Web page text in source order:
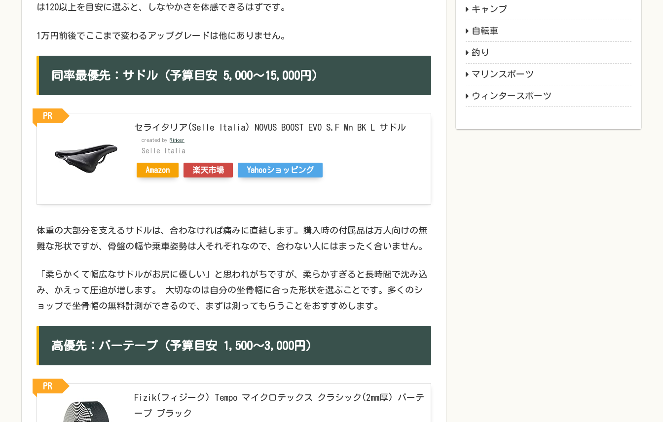
は120以上を目安に選ぶと、しなやかさを体感できるはずです。
1万円前後でここまで変わるアップグレードは他にありません。
同率最優先：サドル（予算目安 5,000〜15,000円）
セライタリア(Selle Italia) NOVUS BOOST EVO S.F Mn BK L サドル
created by Rinker
Selle Italia
Amazon 楽天市場 Yahooショッピング
PR
体重の大部分を支えるサドルは、合わなければ痛みに直結します。購入時の付属品は万人向けの無
難な形状ですが、骨盤の幅や乗車姿勢は人それぞれなので、合わない人にはまったく合いません。
「柔らかくて幅広なサドルがお尻に優しい」と思われがちですが、柔らかすぎると長時間で沈み込
み、かえって圧迫が増します。 大切なのは自分の坐骨幅に合った形状を選ぶことです。多くのシ
ョップで坐骨幅の無料計測ができるので、まずは測ってもらうことをおすすめします。
高優先：バーテープ（予算目安 1,500〜3,000円）
Fizik(フィジーク) Tempo マイクロテックス クラシック(2mm厚) バーテ
ープ ブラック
PR
キャンプ
自転車
釣り
マリンスポーツ
ウィンタースポーツ